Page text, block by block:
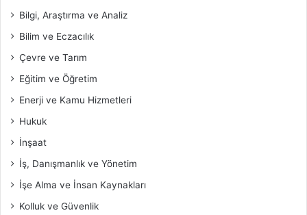
Bilgi, Araştırma ve Analiz
Bilim ve Eczacılık
Çevre ve Tarım
Eğitim ve Öğretim
Enerji ve Kamu Hizmetleri
Hukuk
İnşaat
İş, Danışmanlık ve Yönetim
İşe Alma ve İnsan Kaynakları
Kolluk ve Güvenlik